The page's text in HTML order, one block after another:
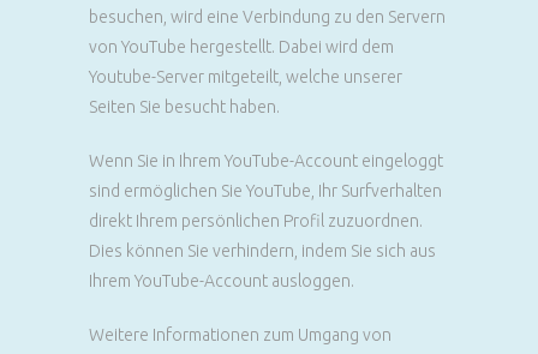
besuchen, wird eine Verbindung zu den Servern
von YouTube hergestellt. Dabei wird dem
Youtube-Server mitgeteilt, welche unserer
Seiten Sie besucht haben.
Wenn Sie in Ihrem YouTube-Account eingeloggt
sind ermöglichen Sie YouTube, Ihr Surfverhalten
direkt Ihrem persönlichen Profil zuzuordnen.
Dies können Sie verhindern, indem Sie sich aus
Ihrem YouTube-Account ausloggen.
Weitere Informationen zum Umgang von